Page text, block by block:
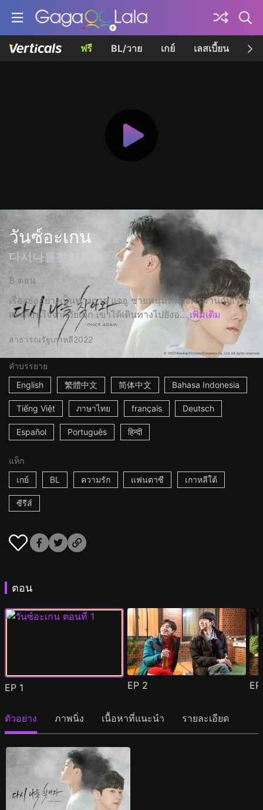
ฟรี BL/วาย เกย์ เลสเบี้ยน เค
วันซ์อะเกน
다시나를찾아와
8 ตอน
เรื่องย่ออย่างเป็นทางการ แจอู ชายหนุ่มที่ต้องทรมานกับเรื่อง
สะเทือนใจจากวัยเด็ก เขาได้เดินทางไปยังอ... เพิ่มเติม
สาธารณรัฐเกาหลี2022
คำบรรยาย
English
繁體中文 简体中文 Bahasa Indonesia
Tiếng Việt ภาษาไทย français Deutsch
Español Português हिन्दी
แท็ก
เกย์
BL ความรัก แฟนตาซี เกาหลีใต้
ซีรีส์
ตอน
EP 1 EP 2
ตัวอย่าง ภาพนิ่ง เนื้อหาที่แนะนำ รายละเอียด